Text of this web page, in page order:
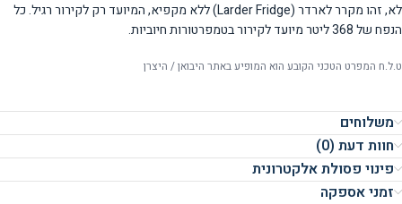
לא, זהו מקרר לארדר (Larder Fridge) ללא מקפיא, המיועד רק לקירור רגיל. כל
הנפח של 368 ליטר מיועד לקירור בטמפרטורות חיוביות.
ט.ל.ח המפרט הטכני הקובע הוא המופיע באתר היבואן / היצרן
משלוחים
חוות דעת (0)
פינוי פסולת אלקטרונית
זמני אספקה